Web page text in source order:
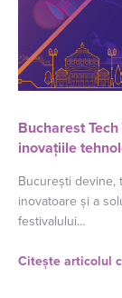
Bucharest
inovațiile
București devine,
inovatoare și a
festivalului…
Citește articolul